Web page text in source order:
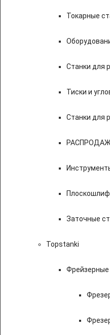
Токарные
Станки для
Тиски и
Станки для
Заточные
Topstanki
Фрейзерные